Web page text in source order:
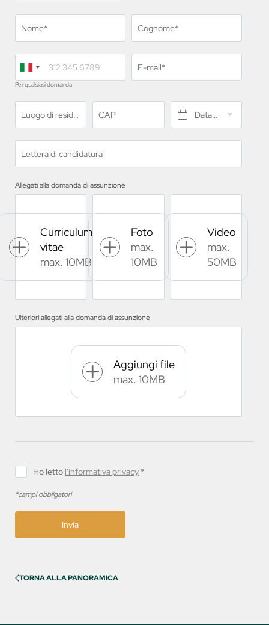
Nome* Cognome*
Per qualsiasi domanda
E-mail*
Luogo di residenza* CAP Data di nascita*
Lettera di candidatura
Allegati alla domanda di assunzione
Curriculum
vitae
max. 10MB
Foto
max.
10MB
Video
max.
50MB
Ulteriori allegati alla domanda di assunzione
Aggiungi file
max. 10MB
Ho letto l'informativa privacy *
*campi obbligatori
Invia
TORNA ALLA PANORAMICA